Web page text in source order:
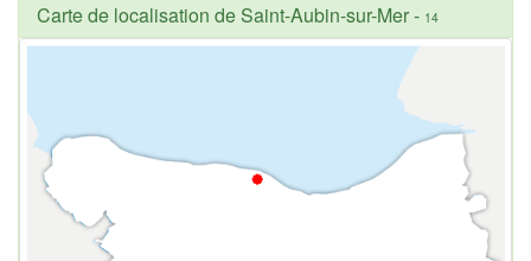
Carte de localisation de Saint-Aubin-sur-Mer- 14